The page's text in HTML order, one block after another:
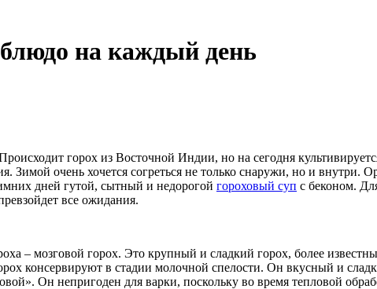
на каждый день
горох из Восточной Индии, но на сегодня
Зимой очень хочется согреться не только снаружи, но и внутри.
дней гутой, сытный и недорогой гороховый суп с беконом.
все ожидания.
– мозговой горох. Это крупный и сладкий горох, более
консервируют в стадии молочной спелости. Он вкусный и
Он непригоден для варки, поскольку во время тепловой